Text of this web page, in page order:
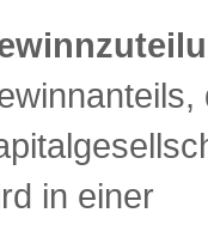
in einer